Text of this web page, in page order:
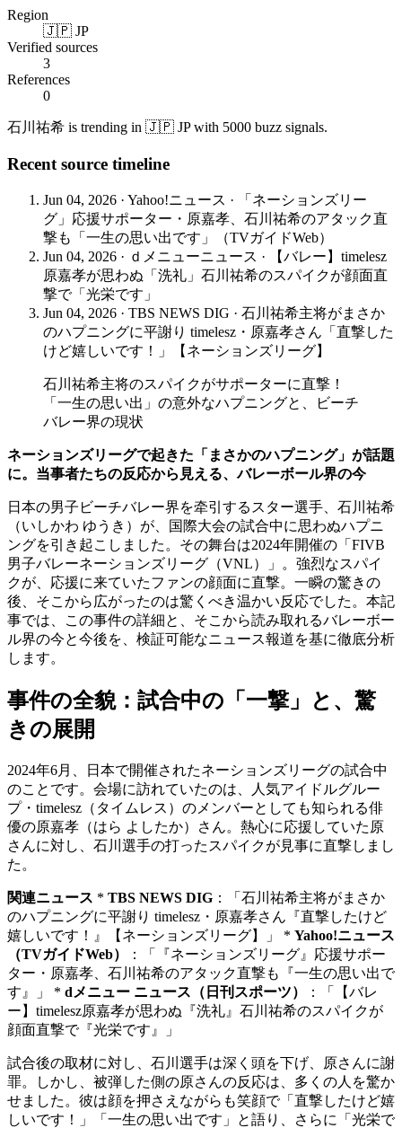
Region
🇯🇵 JP
Verified sources
3
References
0
石川祐希 is trending in 🇯🇵 JP with 5000 buzz signals.
Recent source timeline
Jun 04, 2026 · Yahoo!ニュース ·
「ネーションズリー
グ」応援サポーター・原嘉孝、石川祐希のアタック直
撃も「一生の思い出です」（TVガイドWeb）
Jun 04, 2026 · ｄメニューニュース ·
【バレー】timelesz
原嘉孝が思わぬ「洗礼」石川祐希のスパイクが顔面直
撃で「光栄です」
Jun 04, 2026 · TBS NEWS DIG · 石川祐希主将がまさか
のハプニングに平謝り timelesz・原嘉孝さん「直撃した
けど嬉しいです！」【ネーションズリーグ】
石川祐希主将のスパイクがサポーターに直撃！
「一生の思い出」の意外なハプニングと、ビーチ
バレー界の現状
ネーションズリーグで起きた「まさかのハプニング」が話題
に。当事者たちの反応から見える、バレーボール界の今
日本の男子ビーチバレー界を牵引するスター選手、石川祐希
（いしかわ ゆうき）が、国際大会の試合中に思わぬハプニ
ングを引き起こしました。その舞台は2024年開催の「FIVB
男子バレーネーションズリーグ（VNL）」。強烈なスパイ
クが、応援に来ていたファンの顔面に直撃。一瞬の驚きの
後、そこから広がったのは驚くべき温かい反応でした。本記
事では、この事件の詳細と、そこから読み取れるバレーボー
ル界の今と今後を、検証可能なニュース報道を基に徹底分析
します。
事件の全貌：試合中の「一撃」と、驚
きの展開
2024年6月、日本で開催されたネーションズリーグの試合中
のことです。会場に訪れていたのは、人気アイドルグルー
プ・timelesz（タイムレス）のメンバーとしても知られる俳
優の原嘉孝（はら よしたか）さん。熱心に応援していた原
さんに対し、石川選手の打ったスパイクが見事に直撃しまし
た。
関連ニュース * TBS NEWS DIG ：「石川祐希主将がまさか
のハプニングに平謝り timelesz・原嘉孝さん『直撃したけど
嬉しいです！』【ネーションズリーグ】」 * Yahoo!ニュース
（TVガイドWeb）
：「『ネーションズリーグ』応援サポー
ター・原嘉孝、石川祐希のアタック直撃も『一生の思い出で
す』」 * dメニュー ニュース（日刊スポーツ）
：「【バレ
ー】timelesz原嘉孝が思わぬ『洗礼』石川祐希のスパイクが
顔面直撃で『光栄です』」
試合後の取材に対し、石川選手は深く頭を下げ、原さんに謝
罪。しかし、被弾した側の原さんの反応は、多くの人を驚か
せました。彼は顔を押さえながらも笑顔で「直撃したけど嬉
しいです！」「一生の思い出です」と語り、さらに「光栄で